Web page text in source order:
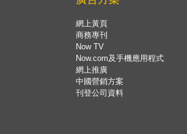
網上黃頁
商務專刊
Now TV
Now.com及手機應用程式
網上推廣
中國營銷方案
刊登公司資料